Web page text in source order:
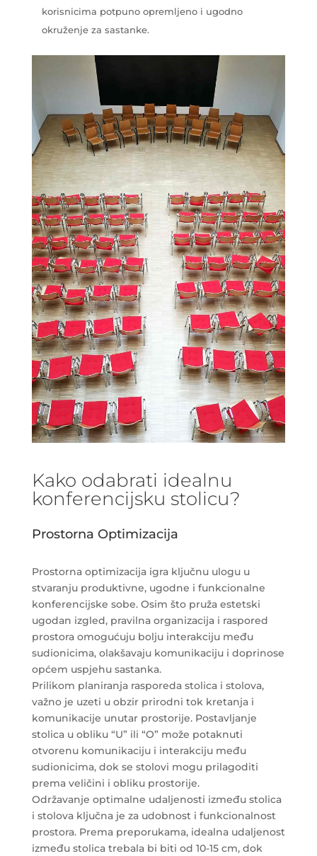
korisnicima potpuno opremljeno i ugodno
okruženje za sastanke.
Kako odabrati idealnu
konferencijsku stolicu?
Prostorna Optimizacija
Prostorna optimizacija igra ključnu ulogu u
stvaranju produktivne, ugodne i funkcionalne
konferencijske sobe. Osim što pruža estetski
ugodan izgled, pravilna organizacija i raspored
prostora omogućuju bolju interakciju među
sudionicima, olakšavaju komunikaciju i doprinose
općem uspjehu sastanka.
Prilikom planiranja rasporeda stolica i stolova,
važno je uzeti u obzir prirodni tok kretanja i
komunikacije unutar prostorije. Postavljanje
stolica u obliku “U” ili “O” može potaknuti
otvorenu komunikaciju i interakciju među
sudionicima, dok se stolovi mogu prilagoditi
prema veličini i obliku prostorije.
Održavanje optimalne udaljenosti između stolica
i stolova ključna je za udobnost i funkcionalnost
prostora. Prema preporukama, idealna udaljenost
između stolica trebala bi biti od 10-15 cm, dok